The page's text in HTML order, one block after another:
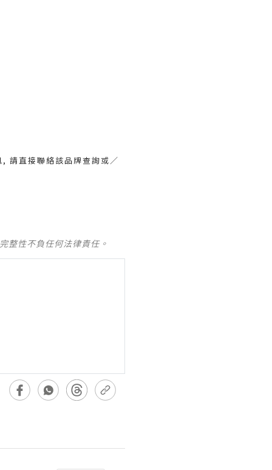
, 請直接聯絡該品牌查詢或∕
整性不負任何法律責任。